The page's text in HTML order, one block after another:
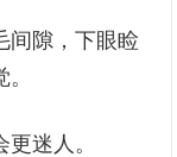
间隙，下眼睑
迷人。